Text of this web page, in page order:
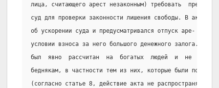
лица, считающего арест незаконным) требовать
суд для проверки законности лишения свободы. В акте
об ускорении суда и предусматривался отпуск аре-
условии взноса за него большого денежного залога.
был  явно  рассчитан  на  богатых  людей  и  не  давал
беднякам, в частности тем из них, которые были
(согласно статье 8, действие акта не распространялось